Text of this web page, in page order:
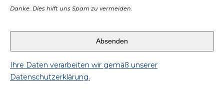
Danke. Dies hilft uns Spam zu vermeiden.
Email
Absenden
Ihre Daten verarbeiten wir gemäß unserer
Datenschutzerklärung.